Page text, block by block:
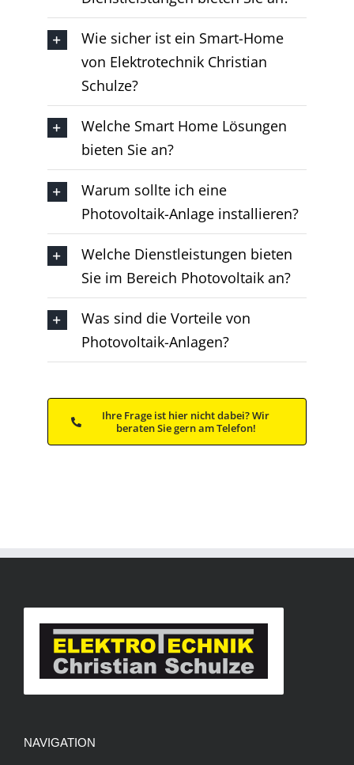
Wie sicher ist ein Smart-Home
von Elektrotechnik Christian
Schulze?
Welche Smart Home Lösungen
bieten Sie an?
Warum sollte ich eine
Photovoltaik-Anlage installieren?
Welche Dienstleistungen bieten
Sie im Bereich Photovoltaik an?
Was sind die Vorteile von
Photovoltaik-Anlagen?
Ihre Frage ist hier nicht dabei? Wir
beraten Sie gern am Telefon!
NAVIGATION